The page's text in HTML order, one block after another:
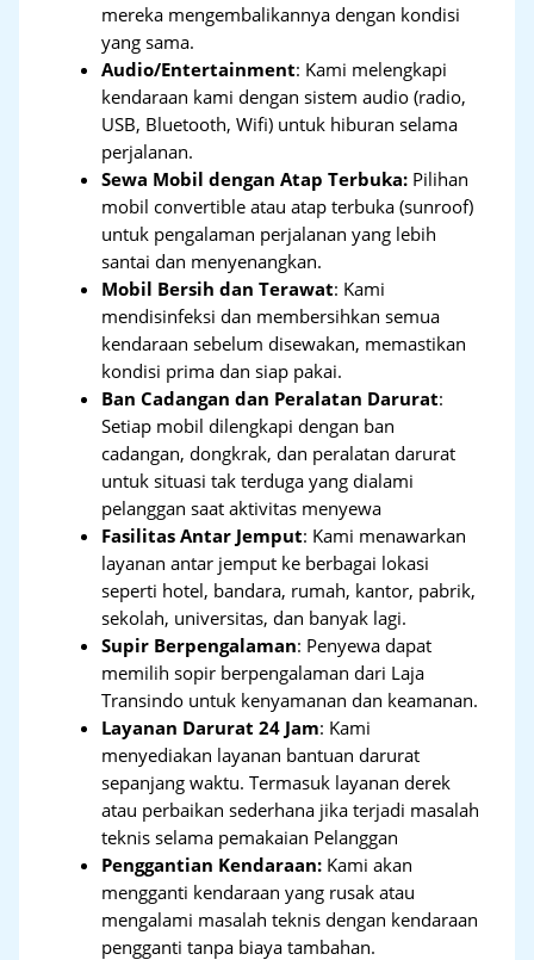
mereka mengembalikannya dengan kondisi
yang sama.
Audio/Entertainment: Kami melengkapi
kendaraan kami dengan sistem audio (radio,
USB, Bluetooth, Wifi) untuk hiburan selama
perjalanan.
Sewa Mobil dengan Atap Terbuka: Pilihan
mobil convertible atau atap terbuka (sunroof)
untuk pengalaman perjalanan yang lebih
santai dan menyenangkan.
Mobil Bersih dan Terawat: Kami
mendisinfeksi dan membersihkan semua
kendaraan sebelum disewakan, memastikan
kondisi prima dan siap pakai.
Ban Cadangan dan Peralatan Darurat:
Setiap mobil dilengkapi dengan ban
cadangan, dongkrak, dan peralatan darurat
untuk situasi tak terduga yang dialami
pelanggan saat aktivitas menyewa
Fasilitas Antar Jemput: Kami menawarkan
layanan antar jemput ke berbagai lokasi
seperti hotel, bandara, rumah, kantor, pabrik,
sekolah, universitas, dan banyak lagi.
Supir Berpengalaman: Penyewa dapat
memilih sopir berpengalaman dari Laja
Transindo untuk kenyamanan dan keamanan.
Layanan Darurat 24 Jam: Kami
menyediakan layanan bantuan darurat
sepanjang waktu. Termasuk layanan derek
atau perbaikan sederhana jika terjadi masalah
teknis selama pemakaian Pelanggan
Penggantian Kendaraan: Kami akan
mengganti kendaraan yang rusak atau
mengalami masalah teknis dengan kendaraan
pengganti tanpa biaya tambahan.